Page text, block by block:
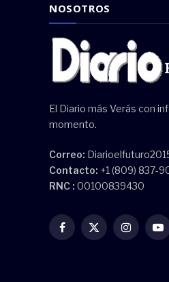
NOSOTROS
El Diario más Verás con
momento.
Correo:
Contacto: +1 (809) 837-
RNC : 00100839430
Facebook
X